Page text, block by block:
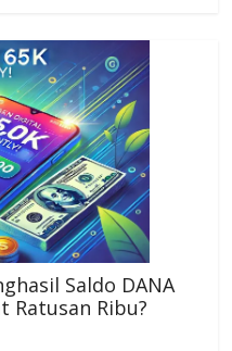
Saldo DANA
Ratusan Ribu?